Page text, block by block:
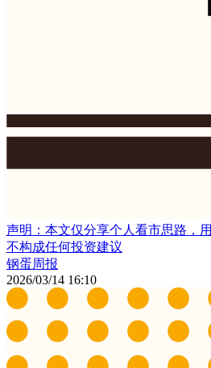
声明：本文仅分享个人看市思路，
不构成任何投资建议
钢蛋周报
2026/03/14 16:10